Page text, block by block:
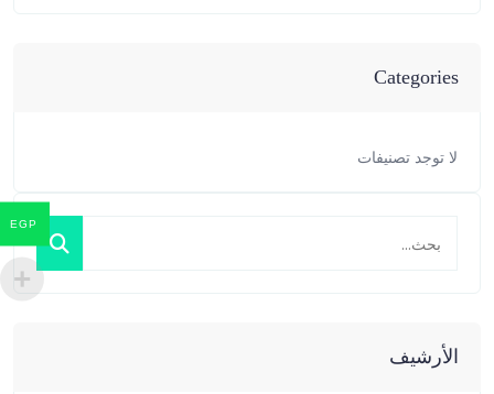
Categories
لا توجد تصنيفات
الأرشيف
EGP